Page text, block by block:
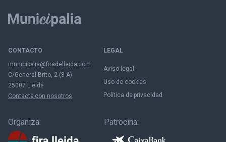
CONTACTO
municipalia@firadelleida.com
C/General Brito, 2 (8-A)
25007 Lleida
Contacta con nosotros
LEGAL
Aviso legal
Uso de cookies
Política de privacidad
Organiza: Patrocina: